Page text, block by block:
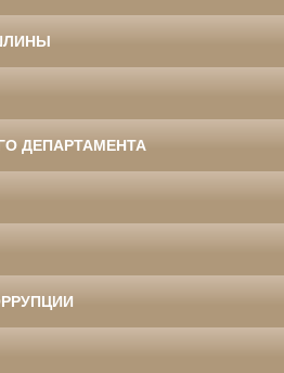
ДЕПАРТАМЕНТА